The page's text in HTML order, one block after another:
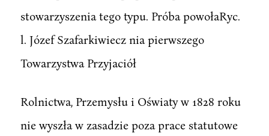
stowarzyszenia tego typu. Próba powołaRyc.
l. Józef Szafarkiwiecz nia pierwszego
Towarzystwa Przyjaciół
Rolnictwa, Przemysłu i Oświaty w 1828 roku
nie wyszła w zasadzie poza prace statutowe